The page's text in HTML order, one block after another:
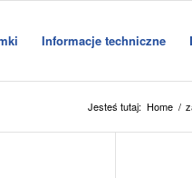
Informacje techniczne
Jesteś tutaj: Home /